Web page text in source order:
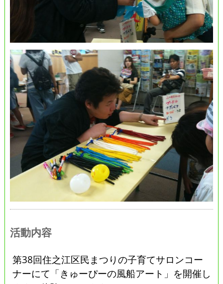
活動内容
第38回住之江区民まつりの子育てサロンコー
ナーにて「きゅーぴーの風船アート」を開催し